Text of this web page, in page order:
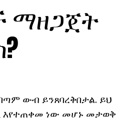
ማዘጋጀት
ውብ ይንጸባረቅበታል. ይህ
እየተጠቀመ ነው መሆኑ መታወቅ